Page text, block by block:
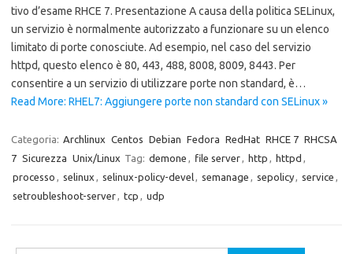
tivo d’esame RHCE 7. Presentazione A causa della politica SELinux,
un servizio è normalmente autorizzato a funzionare su un elenco
limitato di porte conosciute. Ad esempio, nel caso del servizio
httpd, questo elenco è 80, 443, 488, 8008, 8009, 8443. Per
consentire a un servizio di utilizzare porte non standard, è…
Read More: RHEL7: Aggiungere porte non standard con SELinux »
Categoria: Archlinux Centos Debian Fedora RedHat RHCE 7 RHCSA
7 Sicurezza Unix/Linux Tag: demone , file server, http , httpd ,
processo , selinux , selinux-policy-devel, semanage , sepolicy, service ,
setroubleshoot-server, tcp , udp